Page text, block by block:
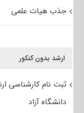
جذب هیات علمی
ارشد بدون کنکور
ثبت نام کارشناسی
دانشگاه آزاد